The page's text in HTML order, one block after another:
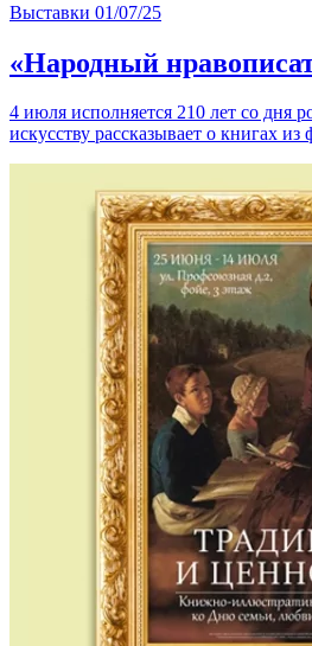
Выставки 01/07/25
«Народный
4 июля исполняется 210 лет со дня
искусству рассказывает о книгах